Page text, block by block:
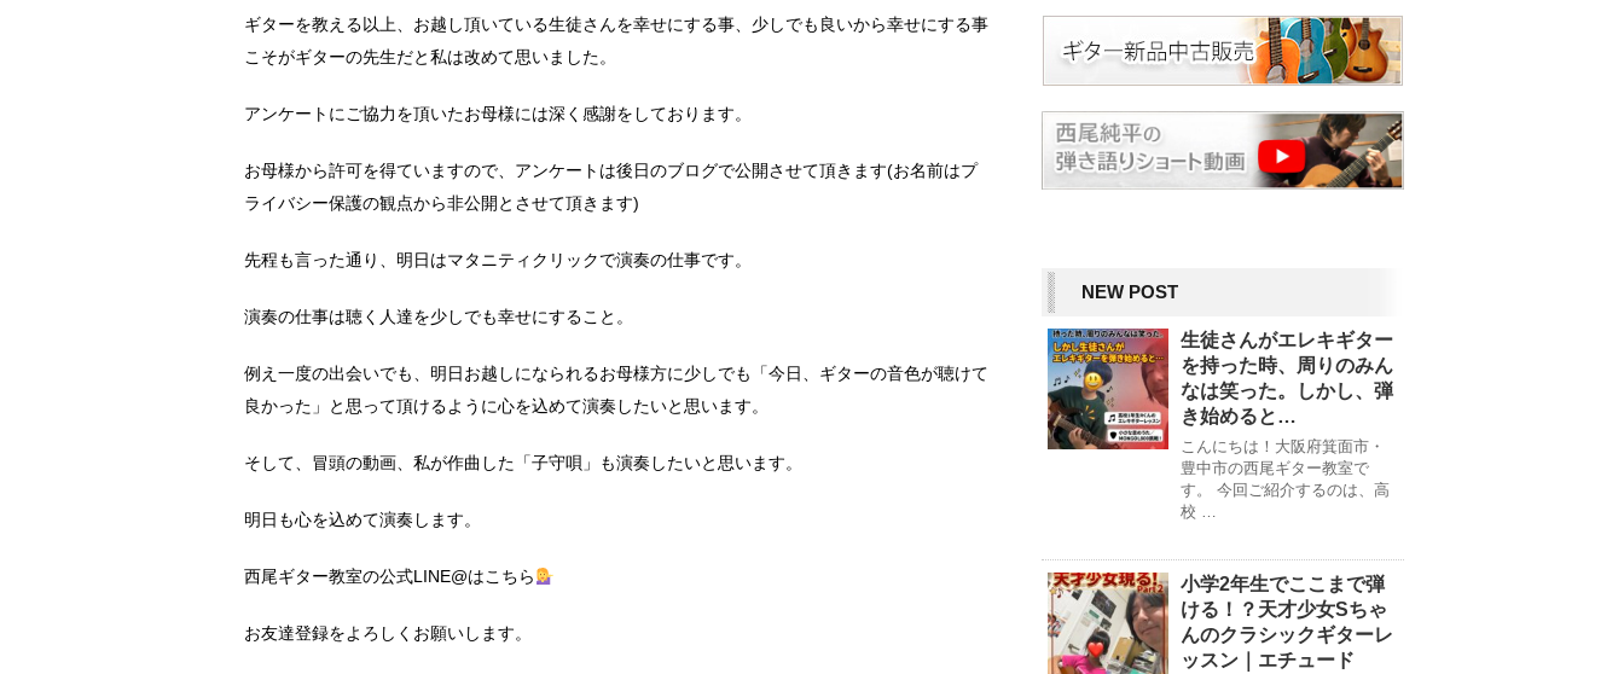
ギターを教える以上、お越し頂いている生徒さんを幸せにする事、少しでも良いから幸せにする事
こそがギターの先生だと私は改めて思いました。
アンケートにご協力を頂いたお母様には深く感謝をしております。
お母様から許可を得ていますので、アンケートは後日のブログで公開させて頂きます(お名前はプ
ライバシー保護の観点から非公開とさせて頂きます)
先程も言った通り、明日はマタニティクリックで演奏の仕事です。
演奏の仕事は聴く人達を少しでも幸せにすること。
例え一度の出会いでも、明日お越しになられるお母様方に少しでも「今日、ギターの音色が聴けて
良かった」と思って頂けるように心を込めて演奏したいと思います。
そして、冒頭の動画、私が作曲した「子守唄」も演奏したいと思います。
明日も心を込めて演奏します。
西尾ギター教室の公式LINE@はこちら
お友達登録をよろしくお願いします。
NEW POST
生徒さんがエレキギター
を持った時、周りのみん
なは笑った。しかし、弾
き始めると…
こんにちは！大阪府箕面市・
豊中市の西尾ギター教室で
す。 今回ご紹介するのは、高
校 …
小学2年生でここまで弾
ける！？天才少女Sちゃ
んのクラシックギターレ
ッスン｜エチュード